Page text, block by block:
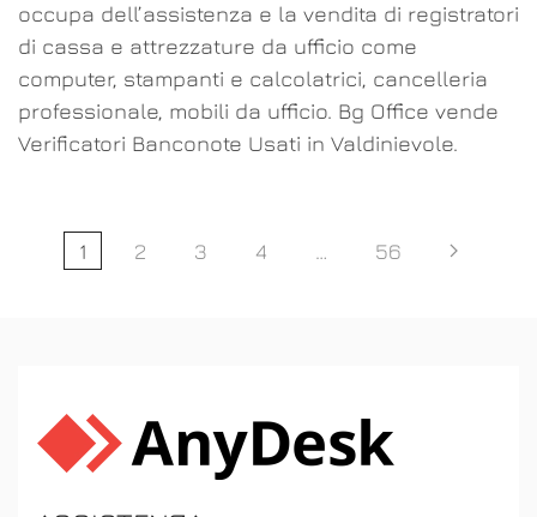
occupa dell’assistenza e la vendita di registratori
di cassa e attrezzature da ufficio come
computer, stampanti e calcolatrici, cancelleria
professionale, mobili da ufficio. Bg Office vende
Verificatori Banconote Usati in Valdinievole.
1 2 3 4 … 56